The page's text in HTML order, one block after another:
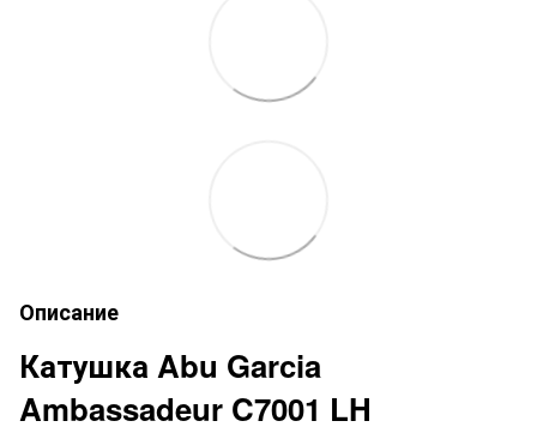
Описание
Катушка Abu Garcia
Ambassadeur C7001 LH